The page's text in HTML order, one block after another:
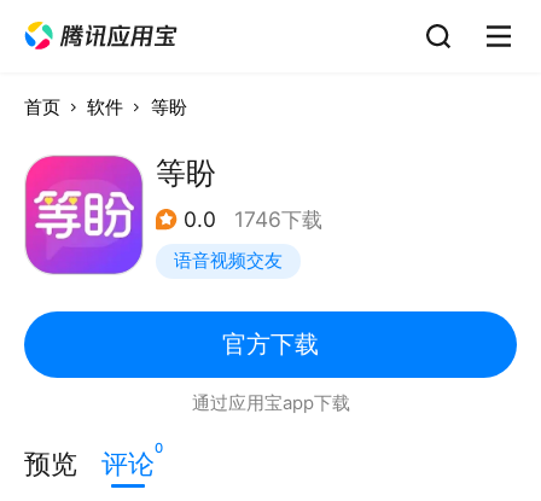
首页 软件 等盼
等盼
0.0 1746下载
语音视频交友
官方下载
通过应用宝app下载
预览 评论0